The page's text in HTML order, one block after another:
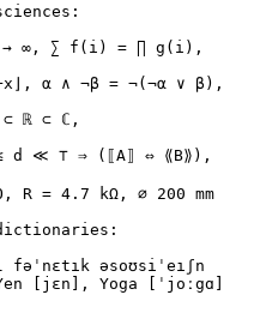
∞, ∑ f(i) = ∏ g(i),
α ∧ ¬β = ¬(¬α ∨ β),
ℝ ⊂ ℂ,
d ≪ ⊤ ⇒ (⟦A⟧ ⇔ ⟪B⟫),
R = 4.7 kΩ, ⌀ 200 mm
fəˈnɛtık əsoʊsiˈeıʃn
[jɛn], Yoga [ˈjoːgɑ]